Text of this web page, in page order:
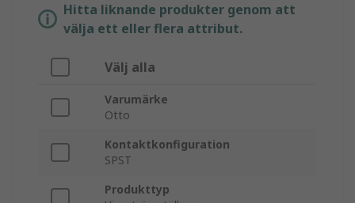
Hitta liknande produkter genom att
välja ett eller flera attribut.
Välj alla
Varumärke
Otto
Kontaktkonfiguration
SPST
Produkttyp